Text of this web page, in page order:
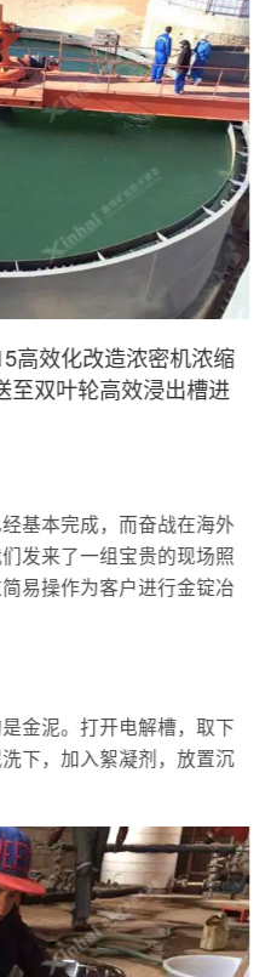
高效化改造浓密机浓缩
至双叶轮高效浸出槽进
基本完成，而奋战在海外
发来了一组宝贵的现场照
易操作为客户进行金锭冶
金泥。打开电解槽，取下
下，加入絮凝剂，放置沉